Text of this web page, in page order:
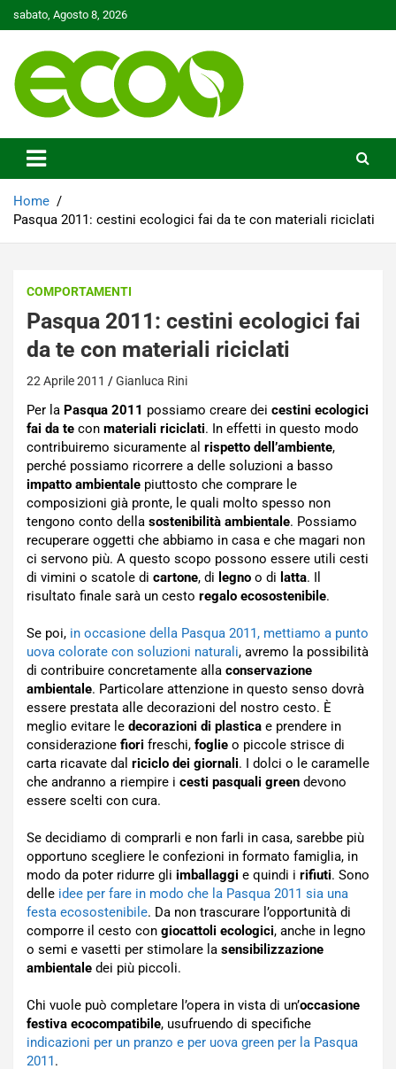
to
sabato, Agosto 8, 2026
Ecoo.it
Home
Pasqua 2011: cestini ecologici fai da te con materiali riciclati
COMPORTAMENTI
Pasqua 2011: cestini ecologici fai
da te con materiali riciclati
22 Aprile 2011 Gianluca Rini
Per la Pasqua 2011 possiamo creare dei cestini ecologici
fai da te con materiali riciclati. In effetti in questo modo
contribuiremo sicuramente al rispetto dell’ambiente,
perché possiamo ricorrere a delle soluzioni a basso
impatto ambientale piuttosto che comprare le
composizioni già pronte, le quali molto spesso non
tengono conto della sostenibilità ambientale. Possiamo
recuperare oggetti che abbiamo in casa e che magari non
ci servono più. A questo scopo possono essere utili cesti
di vimini o scatole di cartone, di legno o di latta. Il
risultato finale sarà un cesto regalo ecosostenibile.
Se poi, in occasione della Pasqua 2011, mettiamo a punto
uova colorate con soluzioni naturali, avremo la possibilità
di contribuire concretamente alla conservazione
ambientale. Particolare attenzione in questo senso dovrà
essere prestata alle decorazioni del nostro cesto. È
meglio evitare le decorazioni di plastica e prendere in
considerazione fiori freschi, foglie o piccole strisce di
carta ricavate dal riciclo dei giornali. I dolci o le caramelle
che andranno a riempire i cesti pasquali green devono
essere scelti con cura.
Se decidiamo di comprarli e non farli in casa, sarebbe più
opportuno scegliere le confezioni in formato famiglia, in
modo da poter ridurre gli imballaggi e quindi i rifiuti. Sono
delle idee per fare in modo che la Pasqua 2011 sia una
festa ecosostenibile. Da non trascurare l’opportunità di
comporre il cesto con giocattoli ecologici, anche in legno
o semi e vasetti per stimolare la sensibilizzazione
ambientale dei più piccoli.
Chi vuole può completare l’opera in vista di un’occasione
festiva ecocompatibile, usufruendo di specifiche
indicazioni per un pranzo e per uova green per la Pasqua
2011.